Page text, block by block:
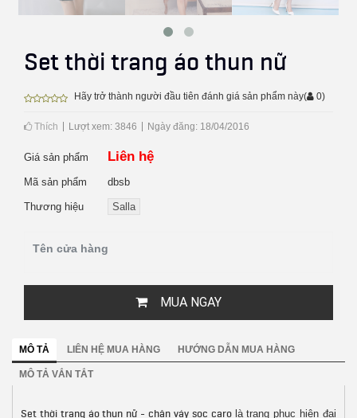
Set thời trang áo thun nữ
Hãy trở thành người đầu tiên đánh giá sản phẩm này( 0)
Thích Lượt xem: 3846 Ngày đăng: 18/04/2016
Giá sản phẩm Liên hệ
Mã sản phẩm dbsb
Thương hiệu Salla
Tên cửa hàng
MUA NGAY
MÔ TẢ LIÊN HỆ MUA HÀNG HƯỚNG DẪN MUA HÀNG
MÔ TẢ VẮN TẮT
Set thời trang áo thun nữ - chân váy sọc caro là trang phục hiện đại